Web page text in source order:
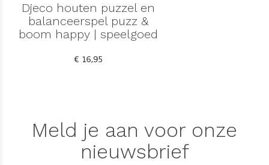
Djeco houten puzzel en
balanceerspel puzz &
boom happy | speelgoed
€ 16,95
Meld je aan voor onze
nieuwsbrief